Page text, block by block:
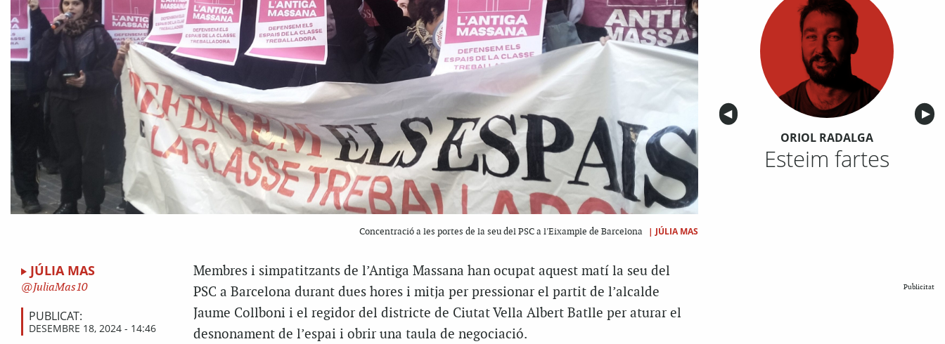
Concentració a les portes de la seu del PSC a l'Eixample de Barcelona | JÚLIA MAS
JÚLIA MAS
JuliaMas10
PUBLICAT:
DESEMBRE 18, 2024 - 14:46
Membres i simpatitzants de l’Antiga Massana han ocupat aquest matí la seu del
PSC a Barcelona durant dues hores i mitja per pressionar el partit de l’alcalde
Jaume Collboni i el regidor del districte de Ciutat Vella Albert Batlle per aturar el
desnonament de l’espai i obrir una taula de negociació.
Anterior
◀︎ ▶︎
ORIOL RADALGA
Esteim fartes
Publicitat